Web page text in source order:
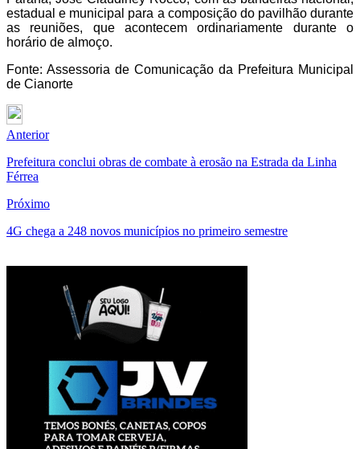
estadual e municipal para a composição do pavilhão durante
as reuniões, que acontecem ordinariamente durante o
horário de almoço.
Fonte: Assessoria de Comunicação da Prefeitura Municipal
de Cianorte
Anterior
Prefeitura conclui obras de combate à erosão na Estrada da Linha
Férrea
Próximo
4G chega a 248 novos municípios no primeiro semestre